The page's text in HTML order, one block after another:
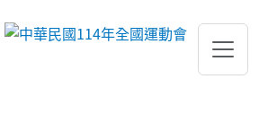
跳到主要內容